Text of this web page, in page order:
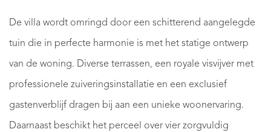
De villa wordt omringd door een schitterend aangelegde
tuin die in perfecte harmonie is met het statige ontwerp
van de woning. Diverse terrassen, een royale visvijver met
professionele zuiveringsinstallatie en een exclusief
gastenverblijf dragen bij aan een unieke woonervaring.
Daarnaast beschikt het perceel over vier zorgvuldig